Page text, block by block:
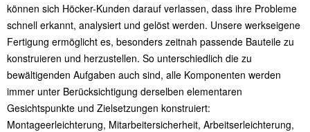
können sich Höcker-Kunden darauf verlassen, dass ihre Probleme
schnell erkannt, analysiert und gelöst werden. Unsere werkseigene
Fertigung ermöglicht es, besonders zeitnah passende Bauteile zu
konstruieren und herzustellen. So unterschiedlich die zu
bewältigenden Aufgaben auch sind, alle Komponenten werden
immer unter Berücksichtigung derselben elementaren
Gesichtspunkte und Zielsetzungen konstruiert:
Montageerleichterung, Mitarbeitersicherheit, Arbeitserleichterung,